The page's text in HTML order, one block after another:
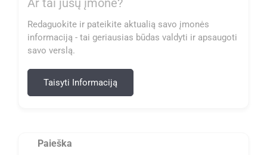
Ar tai jūsų įmonė?
Redaguokite ir pateikite aktualią savo įmonės
informaciją - tai geriausias būdas valdyti ir apsaugoti
savo verslą.
Taisyti Informaciją
Paieška